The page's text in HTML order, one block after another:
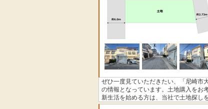
ぜひ一度見ていただきたい、「尼崎市
の情報となっています。土地購入をお
新生活を始める方は、当社で土地探し
かるでしょう。